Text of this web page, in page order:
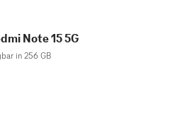
Note 15 5G
in 256 GB